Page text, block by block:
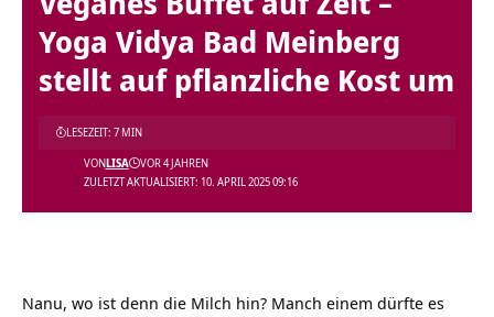
Yoga Vidya Bad Meinberg
stellt auf pflanzliche Kost um
ZULETZT AKTUALISIERT: 10. APRIL 2025 09:16
VONLISA VOR 4 JAHREN
LESEZEIT: 7 MIN
Nanu, wo ist denn die Milch hin? Manch einem dürfte es